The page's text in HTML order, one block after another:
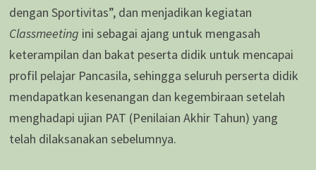
dengan Sportivitas”, dan menjadikan kegiatan
Classmeeting ini sebagai ajang untuk mengasah
keterampilan dan bakat peserta didik untuk mencapai
profil pelajar Pancasila, sehingga seluruh perserta didik
mendapatkan kesenangan dan kegembiraan setelah
menghadapi ujian PAT (Penilaian Akhir Tahun) yang
telah dilaksanakan sebelumnya.